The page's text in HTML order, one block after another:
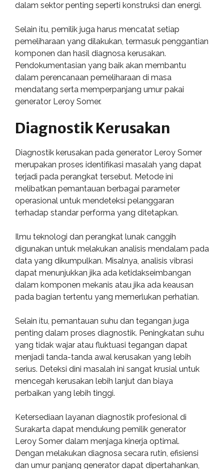
dalam sektor penting seperti konstruksi dan energi.
Selain itu, pemilik juga harus mencatat setiap
pemeliharaan yang dilakukan, termasuk penggantian
komponen dan hasil diagnosa kerusakan.
Pendokumentasian yang baik akan membantu
dalam perencanaan pemeliharaan di masa
mendatang serta memperpanjang umur pakai
generator Leroy Somer.
Diagnostik Kerusakan
Diagnostik kerusakan pada generator Leroy Somer
merupakan proses identifikasi masalah yang dapat
terjadi pada perangkat tersebut. Metode ini
melibatkan pemantauan berbagai parameter
operasional untuk mendeteksi pelanggaran
terhadap standar performa yang ditetapkan.
Ilmu teknologi dan perangkat lunak canggih
digunakan untuk melakukan analisis mendalam pada
data yang dikumpulkan. Misalnya, analisis vibrasi
dapat menunjukkan jika ada ketidakseimbangan
dalam komponen mekanis atau jika ada keausan
pada bagian tertentu yang memerlukan perhatian.
Selain itu, pemantauan suhu dan tegangan juga
penting dalam proses diagnostik. Peningkatan suhu
yang tidak wajar atau fluktuasi tegangan dapat
menjadi tanda-tanda awal kerusakan yang lebih
serius. Deteksi dini masalah ini sangat krusial untuk
mencegah kerusakan lebih lanjut dan biaya
perbaikan yang lebih tinggi.
Ketersediaan layanan diagnostik profesional di
Surakarta dapat mendukung pemilik generator
Leroy Somer dalam menjaga kinerja optimal.
Dengan melakukan diagnosa secara rutin, efisiensi
dan umur panjang generator dapat dipertahankan,